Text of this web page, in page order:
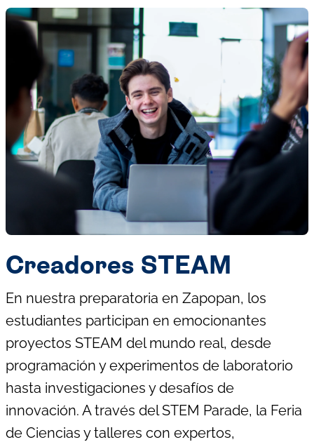
Creadores STEAM
En nuestra preparatoria en Zapopan, los
estudiantes participan en emocionantes
proyectos STEAM del mundo real, desde
programación y experimentos de laboratorio
hasta investigaciones y desafíos de
innovación. A través del STEM Parade, la Feria
de Ciencias y talleres con expertos,